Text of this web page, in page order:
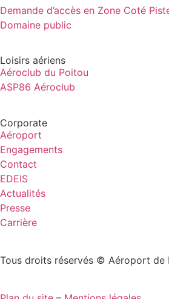
Demande d’accès en Zone Coté
Domaine public
Loisirs aériens
Aéroclub du Poitou
ASP86 Aéroclub
Corporate
Aéroport
Engagements
Contact
EDEIS
Actualités
Presse
Carrière
Tous droits réservés © Aéroport de